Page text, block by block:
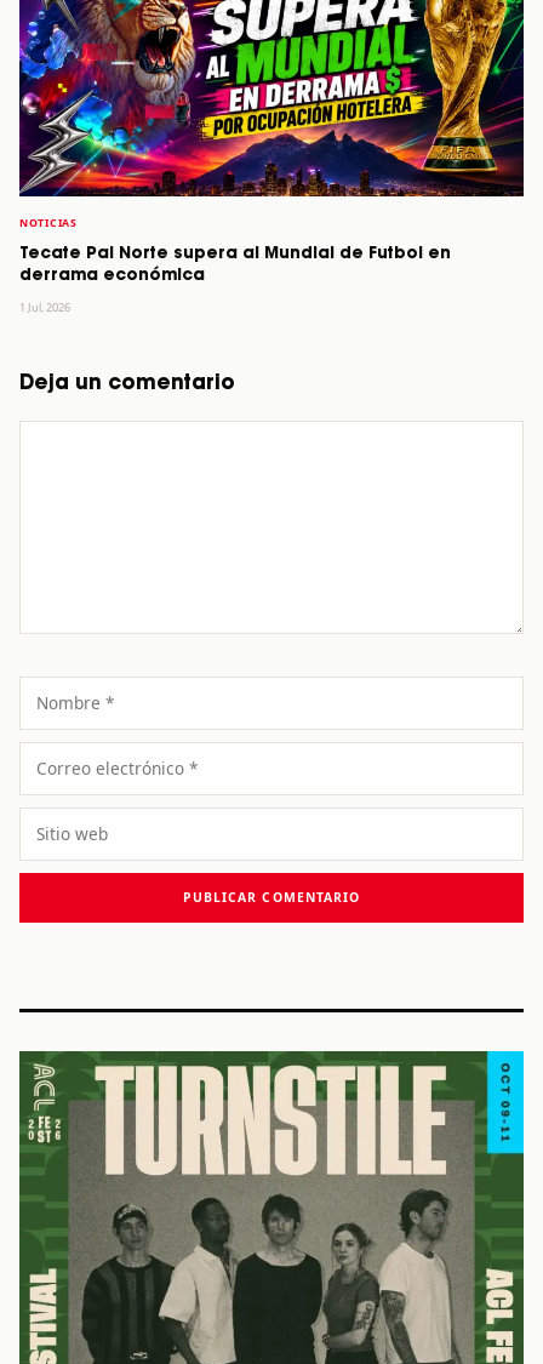
NOTICIAS
Tecate Pal Norte supera al Mundial de Futbol en
derrama económica
1 Jul, 2026
Deja un comentario
Comentario
Nombre
Correo
electrónico
Sitio
web